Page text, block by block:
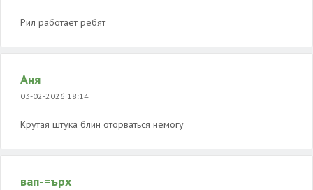
Рил работает ребят
Аня
03-02-2026 18:14
Крутая штука блин оторваться немогу
вап-=ърх